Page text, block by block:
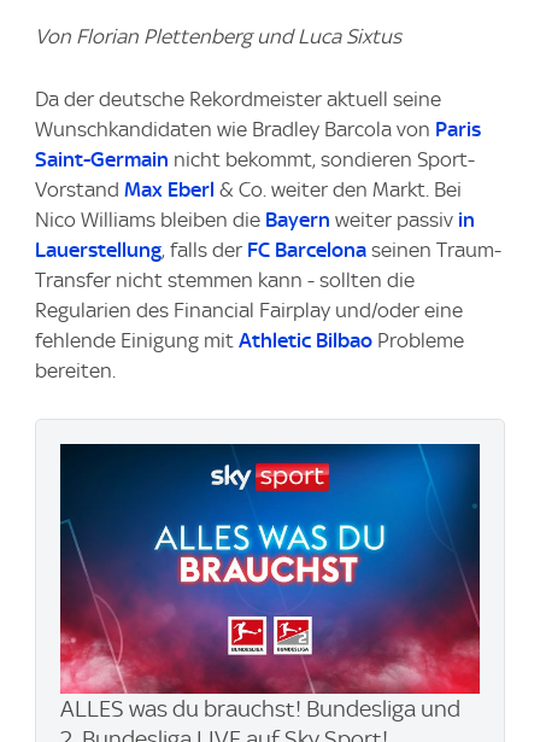
Von Florian Plettenberg und Luca Sixtus
Da der deutsche Rekordmeister aktuell seine
Wunschkandidaten wie Bradley Barcola von Paris
Saint-Germain nicht bekommt, sondieren Sport-
Vorstand Max Eberl & Co. weiter den Markt. Bei
Nico Williams bleiben die Bayern weiter passiv in
Lauerstellung, falls der FC Barcelona seinen Traum-
Transfer nicht stemmen kann - sollten die
Regularien des Financial Fairplay und/oder eine
fehlende Einigung mit Athletic Bilbao Probleme
bereiten.
ALLES was du brauchst! Bundesliga und